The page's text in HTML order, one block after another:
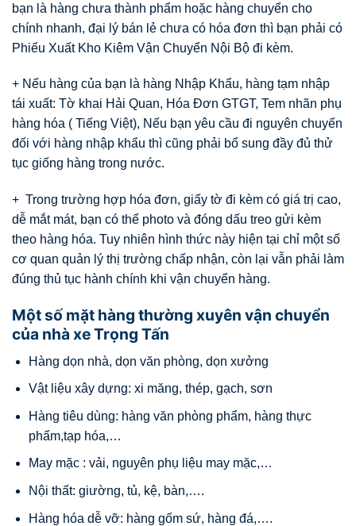
bạn là hàng chưa thành phẩm hoặc hàng chuyển cho
chính nhanh, đại lý bán lẻ chưa có hóa đơn thì bạn phải có
Phiếu Xuất Kho Kiêm Vận Chuyển Nội Bộ đi kèm.
+ Nếu hàng của bạn là hàng Nhập Khẩu, hàng tạm nhập
tái xuất: Tờ khai Hải Quan, Hóa Đơn GTGT, Tem nhãn phụ
hàng hóa ( Tiếng Việt), Nếu bạn yêu cầu đi nguyên chuyến
đối với hàng nhập khẩu thì cũng phải bổ sung đầy đủ thử
tục giống hàng trong nước.
+ Trong trường hợp hóa đơn, giấy tờ đi kèm có giá trị cao,
dễ mắt mát, bạn có thể photo và đóng dấu treo gửi kèm
theo hàng hóa. Tuy nhiên hình thức này hiện tại chỉ một số
cơ quan quản lý thị trường chấp nhận, còn lại vẫn phải làm
đúng thủ tục hành chính khi vận chuyển hàng.
Một số mặt hàng thường xuyên vận chuyển
của nhà xe Trọng Tấn
Hàng dọn nhà, dọn văn phòng, dọn xưởng
Vật liệu xây dựng: xi măng, thép, gạch, sơn
Hàng tiêu dùng: hàng văn phòng phẩm, hàng thực
phẩm,tạp hóa,…
May mặc : vải, nguyên phụ liệu may mặc,…
Nội thất: giường, tủ, kệ, bàn,….
Hàng hóa dễ vỡ: hàng gốm sứ, hàng đá,….